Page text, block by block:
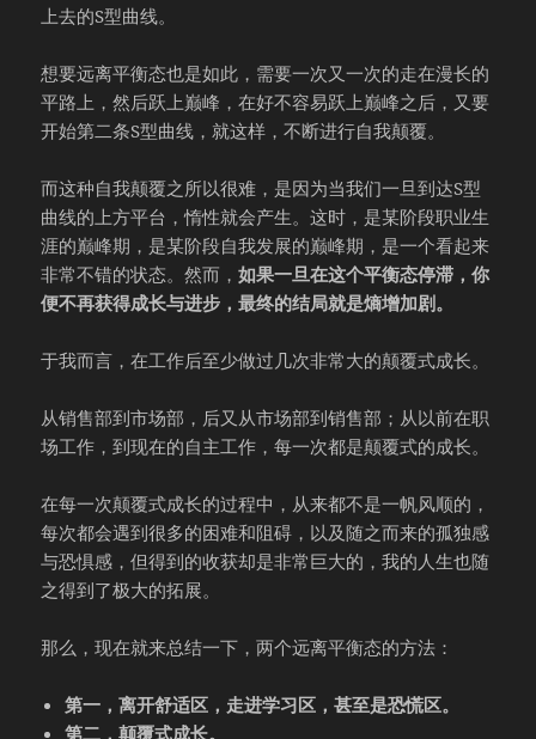
上去的S型曲线。
想要远离平衡态也是如此，需要一次又一次的走在漫长的
平路上，然后跃上巅峰，在好不容易跃上巅峰之后，又要
开始第二条S型曲线，就这样，不断进行自我颠覆。
而这种自我颠覆之所以很难，是因为当我们一旦到达S型
曲线的上方平台，惰性就会产生。这时，是某阶段职业生
涯的巅峰期，是某阶段自我发展的巅峰期，是一个看起来
非常不错的状态。然而，如果一旦在这个平衡态停滞，你
便不再获得成长与进步，最终的结局就是熵增加剧。
于我而言，在工作后至少做过几次非常大的颠覆式成长。
从销售部到市场部，后又从市场部到销售部；从以前在职
场工作，到现在的自主工作，每一次都是颠覆式的成长。
在每一次颠覆式成长的过程中，从来都不是一帆风顺的，
每次都会遇到很多的困难和阻碍，以及随之而来的孤独感
与恐惧感，但得到的收获却是非常巨大的，我的人生也随
之得到了极大的拓展。
那么，现在就来总结一下，两个远离平衡态的方法：
第一，离开舒适区，走进学习区，甚至是恐慌区。
第二，颠覆式成长。